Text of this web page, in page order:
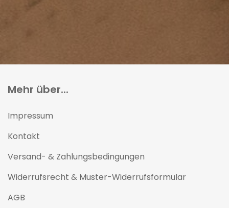
Mehr über...
Impressum
Kontakt
Versand- & Zahlungsbedingungen
Widerrufsrecht & Muster-Widerrufsformular
AGB